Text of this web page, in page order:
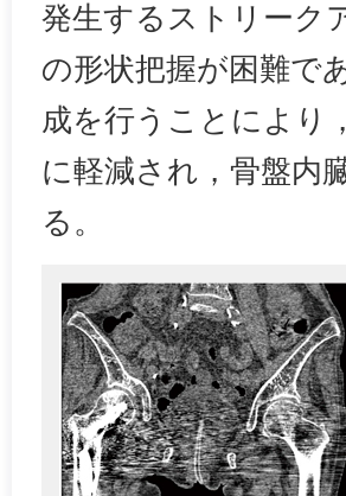
発生するストリーク
の形状把握が困難で
成を行うことにより
に軽減され，骨盤内
る。